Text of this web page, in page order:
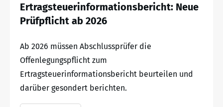
Ertragsteuerinformationsbericht: Neue
Prüfpflicht ab 2026
Ab 2026 müssen Abschlussprüfer die
Offenlegungspflicht zum
Ertragsteuerinformationsbericht beurteilen und
darüber gesondert berichten.